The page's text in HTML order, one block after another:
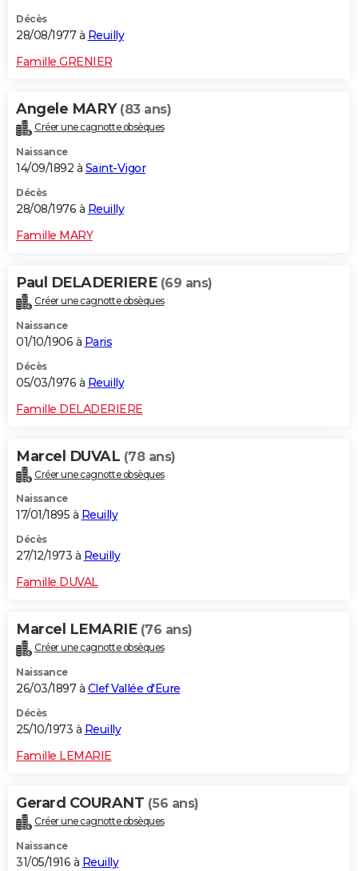
Décès
28/08/1977 à Reuilly
Famille GRENIER
Angele MARY (83 ans)
Créer une cagnotte obsèques
Naissance
14/09/1892 à Saint-Vigor
Décès
28/08/1976 à Reuilly
Famille MARY
Paul DELADERIERE (69 ans)
Créer une cagnotte obsèques
Naissance
01/10/1906 à Paris
Décès
05/03/1976 à Reuilly
Famille DELADERIERE
Marcel DUVAL (78 ans)
Créer une cagnotte obsèques
Naissance
17/01/1895 à Reuilly
Décès
27/12/1973 à Reuilly
Famille DUVAL
Marcel LEMARIE (76 ans)
Créer une cagnotte obsèques
Naissance
26/03/1897 à Clef Vallée d'Eure
Décès
25/10/1973 à Reuilly
Famille LEMARIE
Gerard COURANT (56 ans)
Créer une cagnotte obsèques
Naissance
31/05/1916 à Reuilly